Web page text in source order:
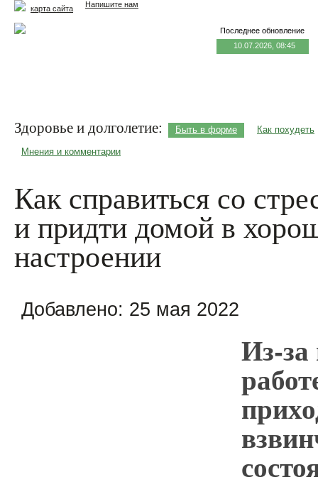
Напишите нам
карта сайта
Последнее обновление
10.07.2026, 08:45
Здоровье и долголетие: Быть в форме Как похудеть
Мнения и комментарии
Как справиться со
и придти домой в
настроении
Добавлено: 25 мая 2022
Из-